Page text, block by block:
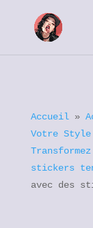
Accueil»
Votre Style
stickers
avec des